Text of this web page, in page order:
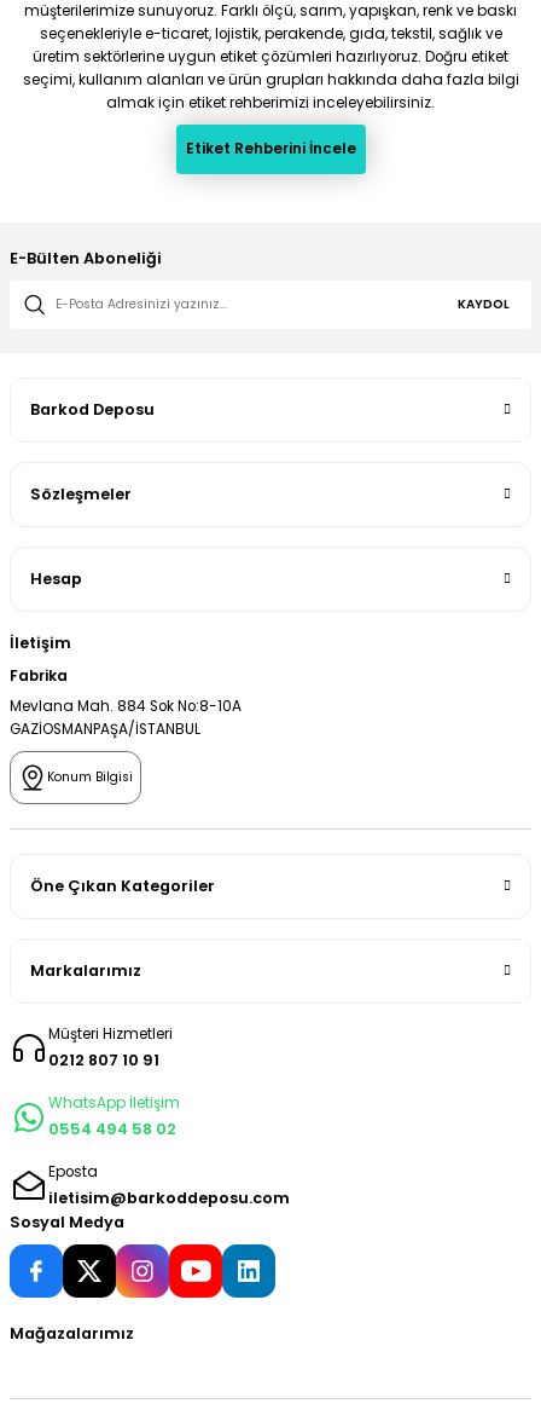
müşterilerimize sunuyoruz. Farklı ölçü, sarım, yapışkan, renk ve baskı
seçenekleriyle e-ticaret, lojistik, perakende, gıda, tekstil, sağlık ve
üretim sektörlerine uygun etiket çözümleri hazırlıyoruz. Doğru etiket
seçimi, kullanım alanları ve ürün grupları hakkında daha fazla bilgi
almak için etiket rehberimizi inceleyebilirsiniz.
Etiket Rehberini İncele
E-Bülten Aboneliği
KAYDOL
Barkod Deposu
Sözleşmeler
Hesap
İletişim
Fabrika
Mevlana Mah. 884 Sok No:8-10A
GAZİOSMANPAŞA/İSTANBUL
Konum Bilgisi
Öne Çıkan Kategoriler
Markalarımız
Müşteri Hizmetleri
0212 807 10 91
WhatsApp İletişim
0554 494 58 02
Eposta
iletisim@barkoddeposu.com
Sosyal Medya
Mağazalarımız